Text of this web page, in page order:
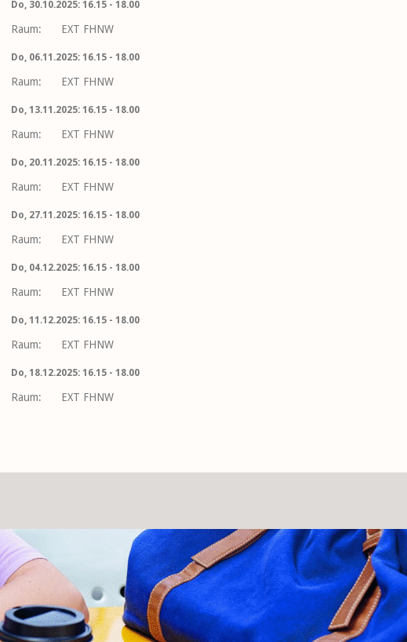
Do, 30.10.2025: 16.15 - 18.00
Raum: EXT FHNW
Do, 06.11.2025: 16.15 - 18.00
Raum: EXT FHNW
Do, 13.11.2025: 16.15 - 18.00
Raum: EXT FHNW
Do, 20.11.2025: 16.15 - 18.00
Raum: EXT FHNW
Do, 27.11.2025: 16.15 - 18.00
Raum: EXT FHNW
Do, 04.12.2025: 16.15 - 18.00
Raum: EXT FHNW
Do, 11.12.2025: 16.15 - 18.00
Raum: EXT FHNW
Do, 18.12.2025: 16.15 - 18.00
Raum: EXT FHNW